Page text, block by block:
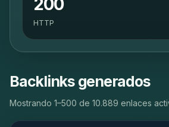
200
HTTP
Backlinks generados
Mostrando 1–500 de 10.889 enlaces